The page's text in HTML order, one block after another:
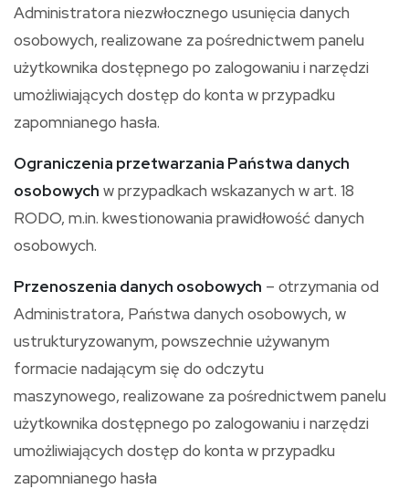
Administratora niezwłocznego usunięcia danych
osobowych, realizowane za pośrednictwem panelu
użytkownika dostępnego po zalogowaniu i narzędzi
umożliwiających dostęp do konta w przypadku
zapomnianego hasła.
Ograniczenia przetwarzania Państwa danych
osobowych w przypadkach wskazanych w art. 18
RODO, m.in. kwestionowania prawidłowość danych
osobowych.
Przenoszenia danych osobowych – otrzymania od
Administratora, Państwa danych osobowych, w
ustrukturyzowanym, powszechnie używanym
formacie nadającym się do odczytu
maszynowego, realizowane za pośrednictwem panelu
użytkownika dostępnego po zalogowaniu i narzędzi
umożliwiających dostęp do konta w przypadku
zapomnianego hasła